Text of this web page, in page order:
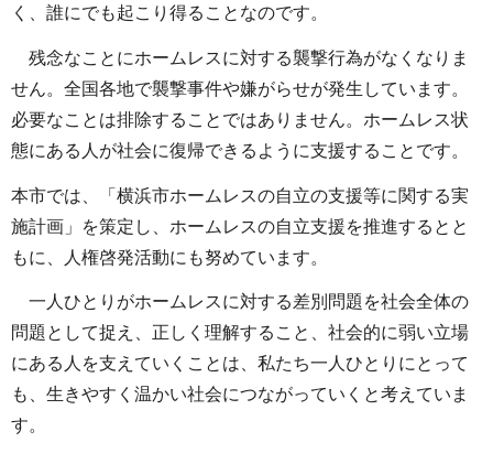
く、誰にでも起こり得ることなのです。
残念なことにホームレスに対する襲撃行為がなくなりま
せん。全国各地で襲撃事件や嫌がらせが発生しています。
必要なことは排除することではありません。ホームレス状
態にある人が社会に復帰できるように支援することです。
本市では、「横浜市ホームレスの自立の支援等に関する実
施計画」を策定し、ホームレスの自立支援を推進するとと
もに、人権啓発活動にも努めています。
一人ひとりがホームレスに対する差別問題を社会全体の
問題として捉え、正しく理解すること、社会的に弱い立場
にある人を支えていくことは、私たち一人ひとりにとって
も、生きやすく温かい社会につながっていくと考えていま
す。